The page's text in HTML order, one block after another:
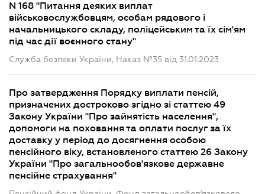
N 168 "Питання деяких виплат
військовослужбовцям, особам рядового і
начальницького складу, поліцейським та їх сім'ям
під час дії воєнного стану"
Служба безпеки України, Наказ №35 від 31.01.2023
Про затвердження Порядку виплати пенсій,
призначених достроково згідно зі статтею 49
Закону України "Про зайнятість населення",
допомоги на поховання та оплати послуг за їх
доставку у період до досягнення особою
пенсійного віку, встановленого статтею 26 Закону
України "Про загальнообов'язкове державне
пенсійне страхування"